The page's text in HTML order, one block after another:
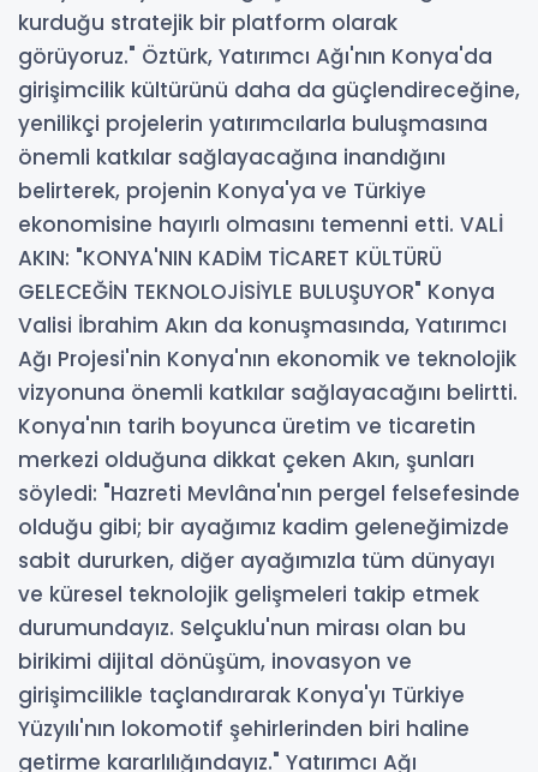
kurduğu stratejik bir platform olarak
görüyoruz." Öztürk, Yatırımcı Ağı'nın Konya'da
girişimcilik kültürünü daha da güçlendireceğine,
yenilikçi projelerin yatırımcılarla buluşmasına
önemli katkılar sağlayacağına inandığını
belirterek, projenin Konya'ya ve Türkiye
ekonomisine hayırlı olmasını temenni etti. VALİ
AKIN: "KONYA'NIN KADİM TİCARET KÜLTÜRÜ
GELECEĞİN TEKNOLOJİSİYLE BULUŞUYOR" Konya
Valisi İbrahim Akın da konuşmasında, Yatırımcı
Ağı Projesi'nin Konya'nın ekonomik ve teknolojik
vizyonuna önemli katkılar sağlayacağını belirtti.
Konya'nın tarih boyunca üretim ve ticaretin
merkezi olduğuna dikkat çeken Akın, şunları
söyledi: "Hazreti Mevlâna'nın pergel felsefesinde
olduğu gibi; bir ayağımız kadim geleneğimizde
sabit dururken, diğer ayağımızla tüm dünyayı
ve küresel teknolojik gelişmeleri takip etmek
durumundayız. Selçuklu'nun mirası olan bu
birikimi dijital dönüşüm, inovasyon ve
girişimcilikle taçlandırarak Konya'yı Türkiye
Yüzyılı'nın lokomotif şehirlerinden biri haline
getirme kararlılığındayız." Yatırımcı Ağı